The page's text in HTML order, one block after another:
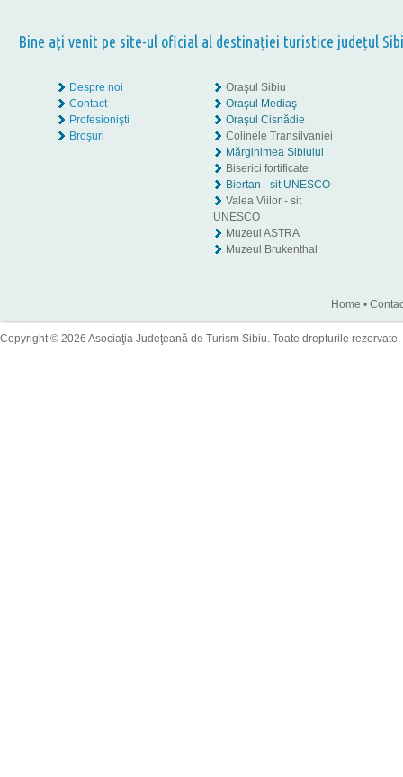
Bine aţi venit pe site-ul oficial al destinației turistice județul
Despre noi
Contact
Profesionişti
Broşuri
Oraşul Sibiu
Oraşul Mediaş
Oraşul Cisnădie
Colinele Transilvaniei
Mărginimea Sibiului
Biserici fortificate
Biertan - sit UNESCO
Valea Viilor - sit
UNESCO
Muzeul ASTRA
Muzeul Brukenthal
Home •
Copyright © 2026 Asociaţia Judeţeană de Turism Sibiu. Toate drepturile rezervate.